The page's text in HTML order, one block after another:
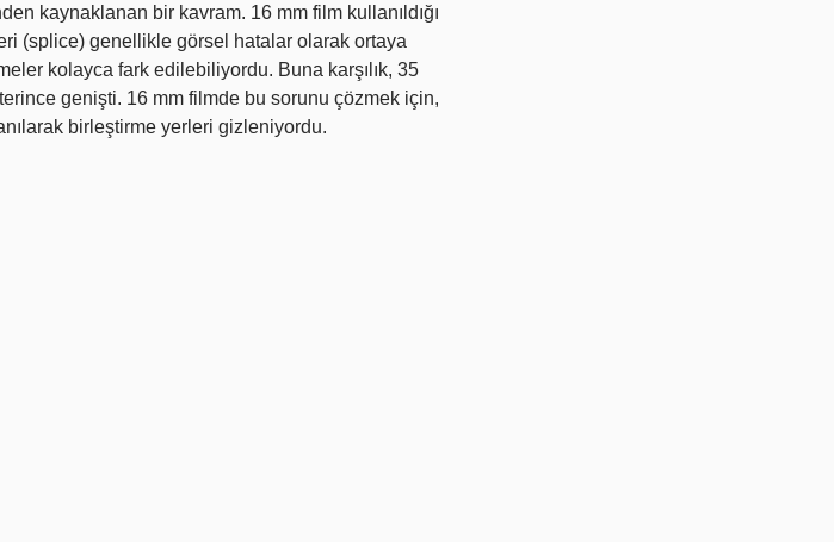
kaynaklanan bir kavram. 16 mm film kullanıldığı
(splice) genellikle görsel hatalar olarak ortaya
kolayca fark edilebiliyordu. Buna karşılık, 35
genişti. 16 mm filmde bu sorunu çözmek için,
birleştirme yerleri gizleniyordu.